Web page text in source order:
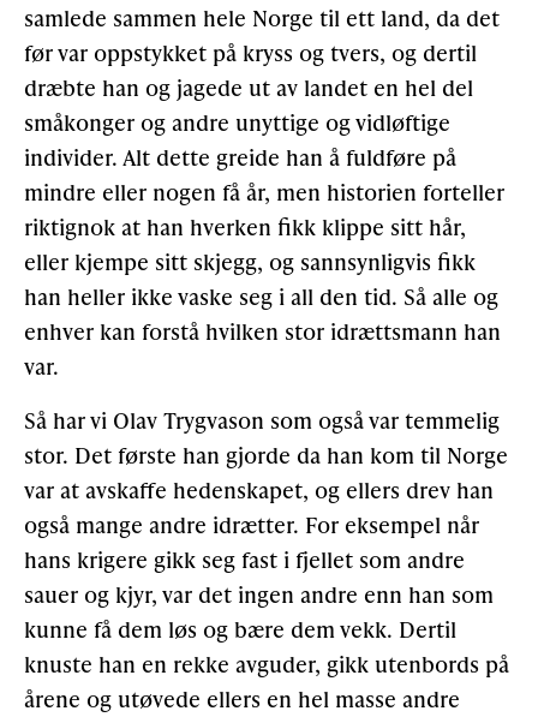
samlede sammen hele Norge til ett land, da det
før var oppstykket på kryss og tvers, og dertil
dræbte han og jagede ut av landet en hel del
småkonger og andre unyttige og vidløftige
individer. Alt dette greide han å fuldføre på
mindre eller nogen få år, men historien forteller
riktignok at han hverken fikk klippe sitt hår,
eller kjempe sitt skjegg, og sannsynligvis fikk
han heller ikke vaske seg i all den tid. Så alle og
enhver kan forstå hvilken stor idrættsmann han
var.
Så har vi Olav Trygvason som også var temmelig
stor. Det første han gjorde da han kom til Norge
var at avskaffe hedenskapet, og ellers drev han
også mange andre idrætter. For eksempel når
hans krigere gikk seg fast i fjellet som andre
sauer og kjyr, var det ingen andre enn han som
kunne få dem løs og bære dem vekk. Dertil
knuste han en rekke avguder, gikk utenbords på
årene og utøvede ellers en hel masse andre